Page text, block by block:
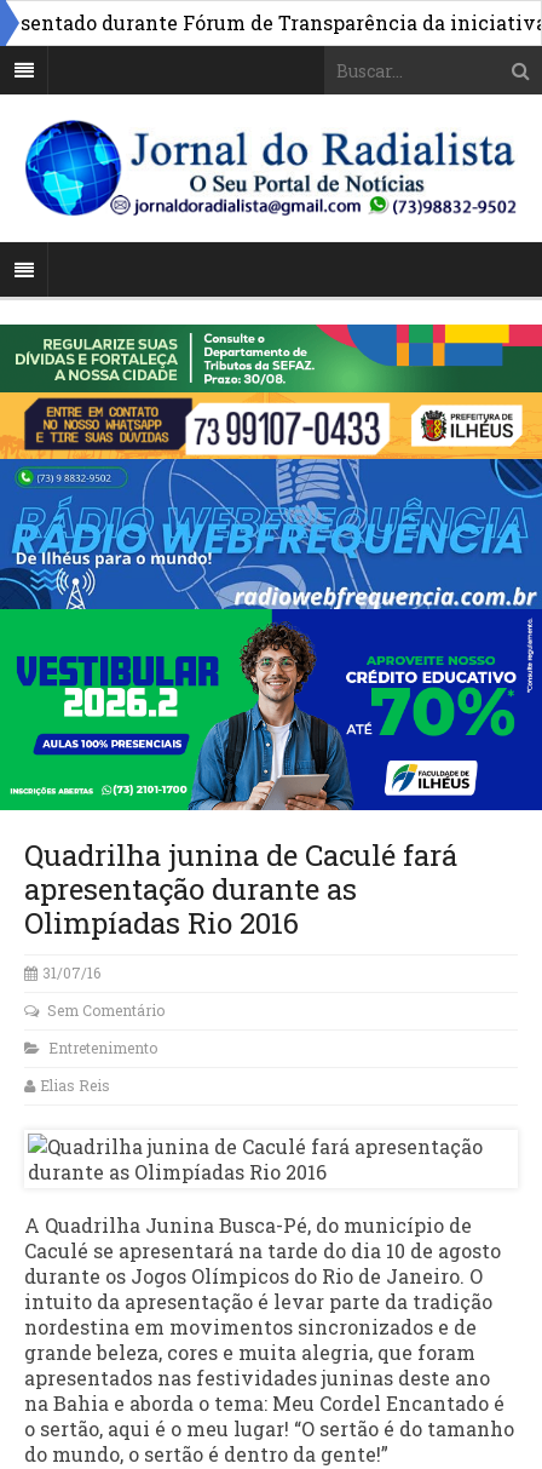
durante Fórum de Transparência da iniciativa
Quadrilha junina de Caculé fará
apresentação durante as
Olimpíadas Rio 2016
31/07/16
Sem Comentário
Entretenimento
Elias Reis
A Quadrilha Junina Busca-Pé, do município de
Caculé se apresentará na tarde do dia 10 de agosto
durante os Jogos Olímpicos do Rio de Janeiro. O
intuito da apresentação é levar parte da tradição
nordestina em movimentos sincronizados e de
grande beleza, cores e muita alegria, que foram
apresentados nas festividades juninas deste ano
na Bahia e aborda o tema: Meu Cordel Encantado é
o sertão, aqui é o meu lugar! “O sertão é do tamanho
do mundo, o sertão é dentro da gente!”